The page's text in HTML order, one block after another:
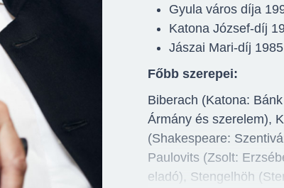
Gyula város díja
Katona József-díj
Jászai Mari-díj 1985
Főbb szerepei:
Biberach (Katona:
Ármány és szerelem),
(Shakespeare:
Paulovits (Zsolt:
eladó), Stengelhöh